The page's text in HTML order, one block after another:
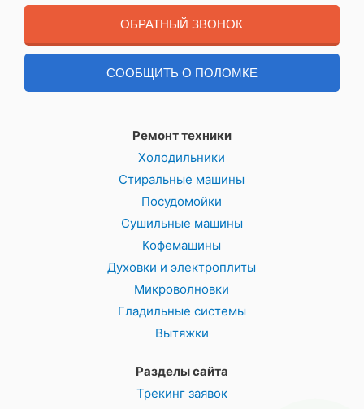
ОБРАТНЫЙ ЗВОНОК
СООБЩИТЬ О ПОЛОМКЕ
Ремонт техники
Холодильники
Стиральные машины
Посудомойки
Сушильные машины
Кофемашины
Духовки и электроплиты
Микроволновки
Гладильные системы
Вытяжки
Разделы сайта
Трекинг заявок